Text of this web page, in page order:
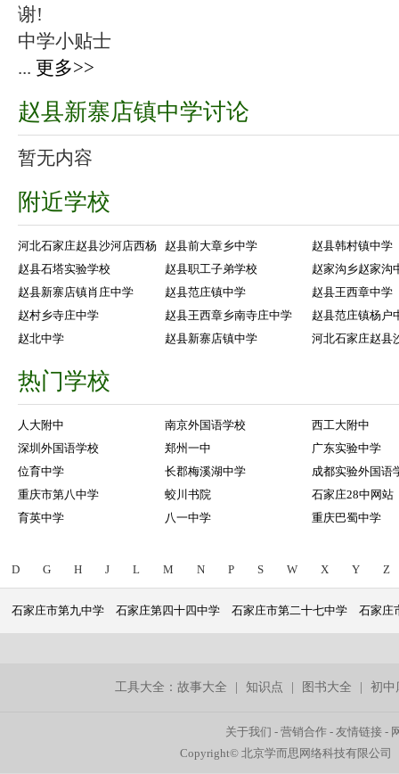
谢!
中学小贴士
... 更多>>
赵县新寨店镇中学讨论
暂无内容
附近学校
河北石家庄赵县沙河店西杨 赵县前大章乡中学
赵县韩村镇中学
赵县石塔实验学校
赵县职工子弟学校
赵家沟乡赵家沟
赵县新寨店镇肖庄中学
赵县范庄镇中学
赵县王西章中学
赵村乡寺庄中学
赵县王西章乡南寺庄中学
赵县范庄镇杨户
赵北中学
赵县新寨店镇中学 河北石家庄赵县
热门学校
人大附中 南京外国语学校
西工大附中
深圳外国语学校
郑州一中
广东实验中学
位育中学
长郡梅溪湖中学
成都实验外国语
重庆市第八中学
蛟川书院
石家庄28中网站
育英中学
八一中学 重庆巴蜀中学
D G H J L M N P S W X Y Z
石家庄市第九中学 石家庄第四十四中学 石家庄市第二十七中学 石家庄
工具大全：故事大全 |知识点 图书大全 |初中
关于我们 -营销合作 -友情链接 -
Copyright© 北京学而思网络科技有限公司